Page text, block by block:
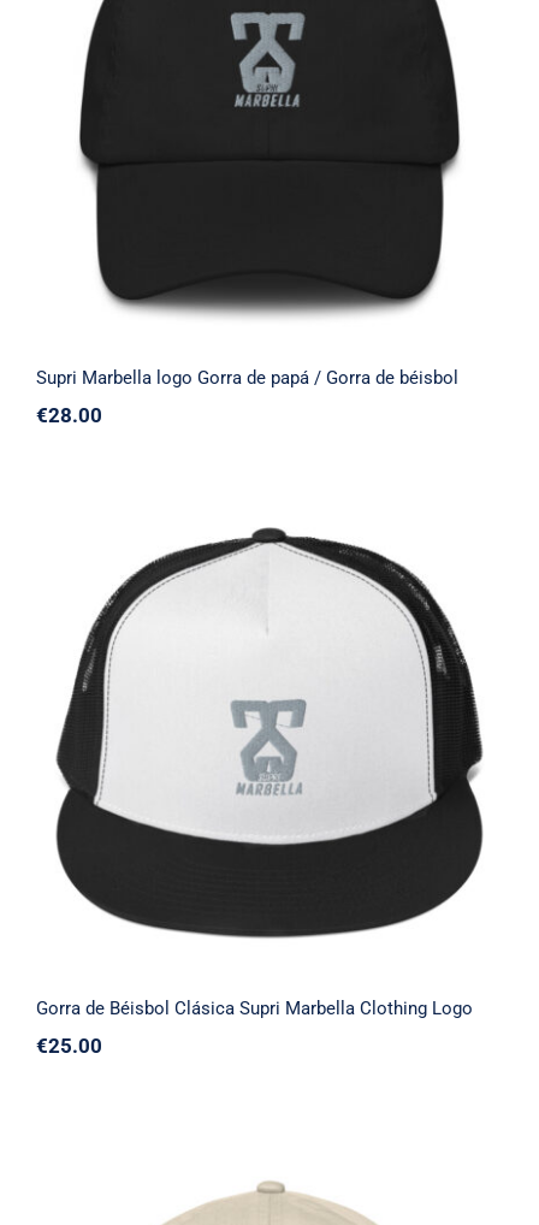
Supri Marbella logo Gorra de papá / Gorra
Supri Marbella logo Gorra de papá / Gorra de béisbol
€28.00
Gorra de Béisbol Clásica Supri Marbella
Clothing Logo
Gorra de Béisbol Clásica Supri Marbella Clothing Logo
€25.00